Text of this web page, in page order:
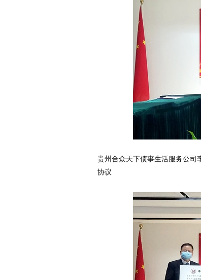
贵州合众天下债事生活服务公司
协议